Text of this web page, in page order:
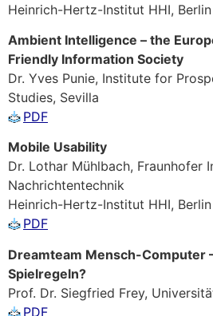
Heinrich-Hertz-Institut HHI, Berlin
Ambient Intelligence – the
Friendly Information Society
Dr. Yves Punie, Institute for
Studies, Sevilla
PDF
Mobile Usability
Dr. Lothar Mühlbach, Fraunhofer
Nachrichtentechnik
Heinrich-Hertz-Institut HHI, Berlin
PDF
Dreamteam Mensch-Computer
Spielregeln?
Prof. Dr. Siegfried Frey,
PDF